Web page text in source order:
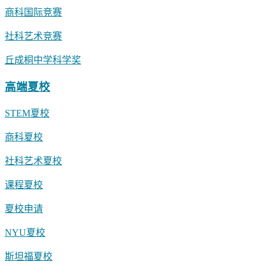
商科国际竞赛
社科艺术竞赛
丘成桐中学科学奖
高端夏校
STEM夏校
商科夏校
社科艺术夏校
课程夏校
夏校申请
NYU夏校
斯坦福夏校